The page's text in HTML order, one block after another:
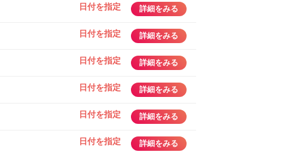
日付を指定 詳細をみる
日付を指定 詳細をみる
日付を指定 詳細をみる
日付を指定 詳細をみる
日付を指定 詳細をみる
日付を指定 詳細をみる